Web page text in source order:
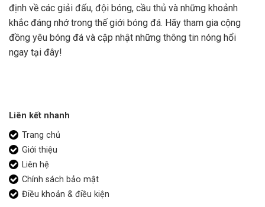
định về các giải đấu, đội bóng, cầu thủ và những khoảnh
khắc đáng nhớ trong thế giới bóng đá. Hãy tham gia cộng
đồng yêu bóng đá và cập nhật những thông tin nóng hổi
ngay tại đây!
Liên kết nhanh
Trang chủ
Giới thiệu
Liên hệ
Chính sách bảo mật
Điều khoản & điều kiện